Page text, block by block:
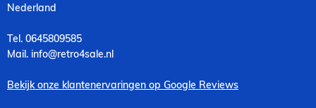
Nederland
Tel. 0645809585
Mail. info@retro4sale.nl
Bekijk onze klantenervaringen op Google Reviews